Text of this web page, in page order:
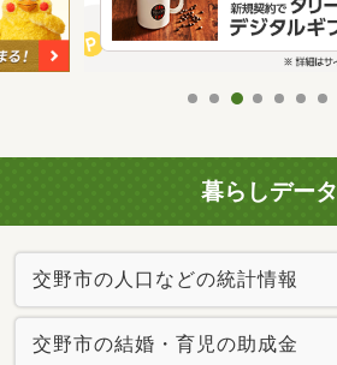
暮らしデータ
交野市の人口などの統計情報
交野市の結婚・育児の助成金